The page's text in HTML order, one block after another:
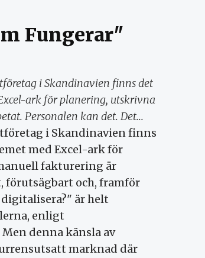
Fungerar"
i Skandinavien finns det
ark för planering, utskrivna
Personalen kan det. Det...
i Skandinavien finns
med Excel-ark för
fakturering är
förutsägbart och, framför
är helt
enligt
denna känsla av
marknad där